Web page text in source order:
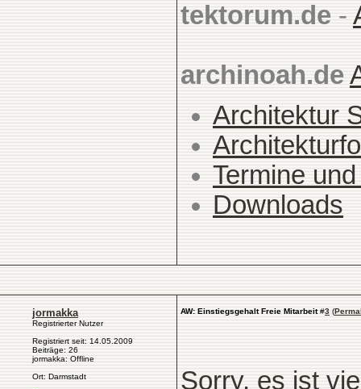
tektorum.de -
archinoah.de
Architektur
Termine
Downloads
jormakka
Registrierter Nutzer
Registriert seit: 14.05.2009
Beiträge: 26
jormakka: Offline
Ort: Darmstadt
AW: Einstiegsgehalt Freie Mitarbeit#3 (
Sorry, es ist